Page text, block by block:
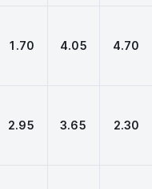
1.70 4.05 4.70
2.95 3.65 2.30